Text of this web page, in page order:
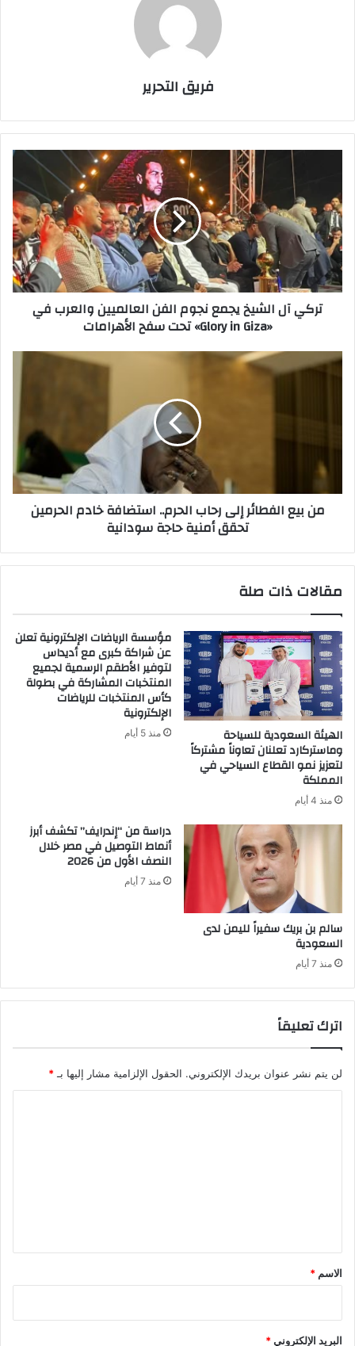
فريق التحرير
الشيخ
يجمع
نجوم
الفن
العالميين
والعرب
في
«Glory
تحت
تركي آل الشيخ يجمع نجوم الفن العالميين والعرب في
«Glory in Giza» تحت سفح الأهرامات
من
استضافة
خادم
الحرمين
تحققمن بيع الفطائر إلى رحاب الحرم.. استضافة خادم الحرمين
تحقق أمنية حاجة سودانية
مقالات ذات صلة
الهيئة السعودية للسياحة
وماستركارد تعلنان تعاوناً مشتركاً
لتعزيز نمو القطاع السياحي في
المملكة
منذ 4 أيام
مؤسسة الرياضات الإلكترونية تعلن
عن شراكة كبرى مع أديداس
لتوفير الأطقم الرسمية لجميع
المنتخبات المشاركة في بطولة
كأس المنتخبات للرياضات
الإلكترونية
منذ 5 أيام
سالم بن بريك سفيراً لليمن لدى
السعودية
منذ 7 أيام
دراسة من “إندرايف” تكشف أبرز
أنماط التوصيل في مصر خلال
النصف الأول من 2026
منذ 7 أيام
اترك تعليقاً
لن يتم نشر عنوان بريدك الإلكتروني. الحقول الإلزامية مشار إليها بـ *
*
الاسم *
البريد الإلكتروني*